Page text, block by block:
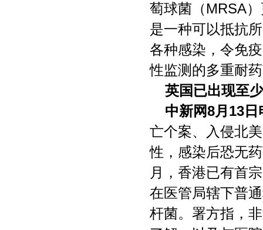
萄球菌（MRSA
是一种可以抵抗
各种感染，令免
性监测的多重耐
英国已出现至
中新网8月13日
亡个案、入侵北
性，感染后恐无
月，香港已有首
在医管局辖下普
杆菌。署方指，